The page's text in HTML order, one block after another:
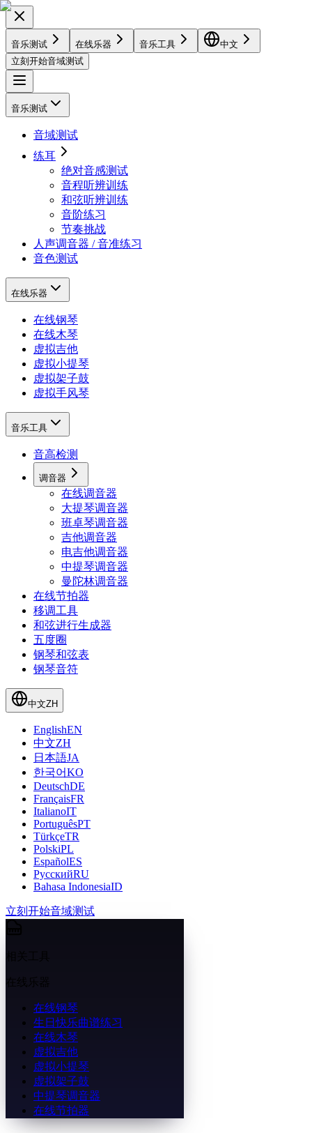
音乐测试 在线乐器 音乐工具
中文
立刻开始音域测试
音乐测试
音域测试
练耳
绝对音感测试
音程听辨训练
和弦听辨训练
音阶练习
节奏挑战
人声调音器 / 音准练习
音色测试
在线乐器
在线钢琴
在线木琴
虚拟吉他
虚拟小提琴
虚拟架子鼓
虚拟手风琴
音乐工具
音高检测
调音器
在线调音器
大提琴调音器
班卓琴调音器
吉他调音器
电吉他调音器
中提琴调音器
曼陀林调音器
在线节拍器
移调工具
和弦进行生成器
五度圈
钢琴和弦表
钢琴音符
中文ZH
EnglishEN
中文ZH
日本語JA
한국어KO
DeutschDE
FrançaisFR
ItalianoIT
PortuguêsPT
TürkçeTR
PolskiPL
EspañolES
РусскийRU
Bahasa IndonesiaID
立刻开始音域测试
在线乐器
在线钢琴
生日快乐曲谱练习
在线木琴
虚拟吉他
虚拟小提琴
虚拟架子鼓
中提琴调音器
在线节拍器